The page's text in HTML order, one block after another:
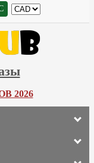
2026